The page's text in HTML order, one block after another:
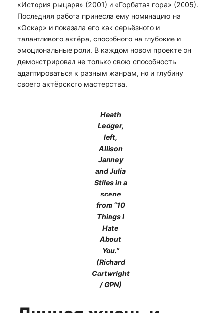
«История рыцаря» (2001) и «Горбатая гора» (2005).
Последняя работа принесла ему номинацию на
«Оскар» и показала его как серьёзного и
талантливого актёра, способного на глубокие и
эмоциональные роли. В каждом новом проекте он
демонстрировал не только свою способность
адаптироваться к разным жанрам, но и глубину
своего актёрского мастерства.
Heath
Ledger,
left,
Allison
Janney
and Julia
Stiles in a
scene
from “10
Things I
Hate
About
You.”
(Richard
Cartwright
/ GPN)